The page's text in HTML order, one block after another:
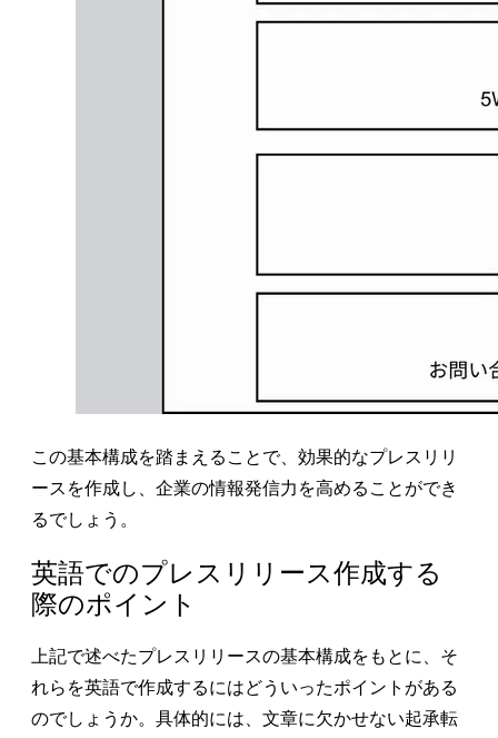
この基本構成を踏まえることで、効果的なプレスリリ
ースを作成し、企業の情報発信力を高めることができ
るでしょう。
英語でのプレスリリース作成する
際のポイント
上記で述べたプレスリリースの基本構成をもとに、そ
れらを英語で作成するにはどういったポイントがある
のでしょうか。具体的には、文章に欠かせない起承転